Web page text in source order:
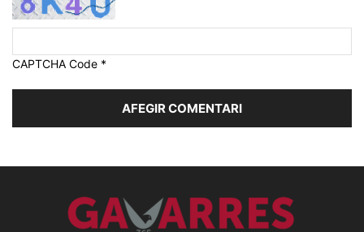
CAPTCHA Code *